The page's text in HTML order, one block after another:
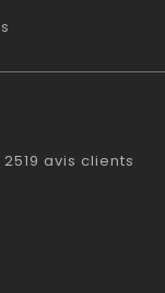
2519 avis clients